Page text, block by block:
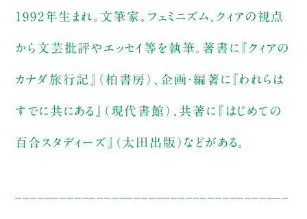
1992年生まれ。文筆家。フェミニズム、クィアの視点
から文芸批評やエッセイ等を執筆。著書に『クィアの
カナダ旅行記』（柏書房）、企画・編著に『われらは
すでに共にある』（現代書館）、共著に『はじめての
百合スタディーズ』（太田出版）などがある。